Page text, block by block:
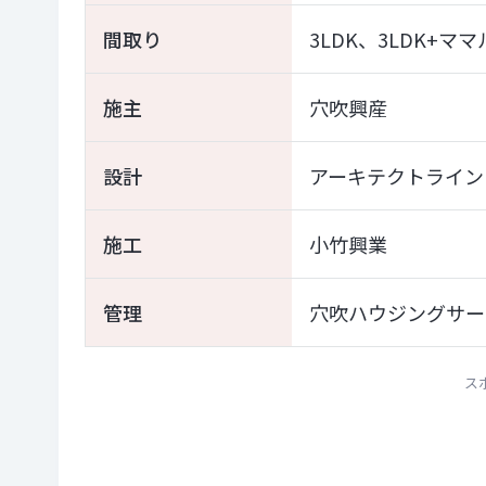
間取り 3LDK、3LDK+ママ
施主 穴吹興産
設計 アーキテクトライン
施工 小竹興業
管理 穴吹ハウジングサ
ス